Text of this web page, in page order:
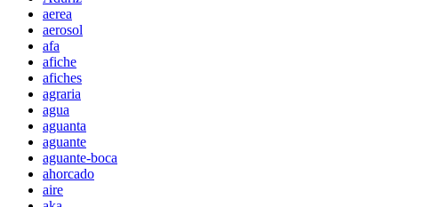
aerea
aerosol
afa
afiche
afiches
agraria
agua
aguanta
aguante
aguante-boca
ahorcado
aire